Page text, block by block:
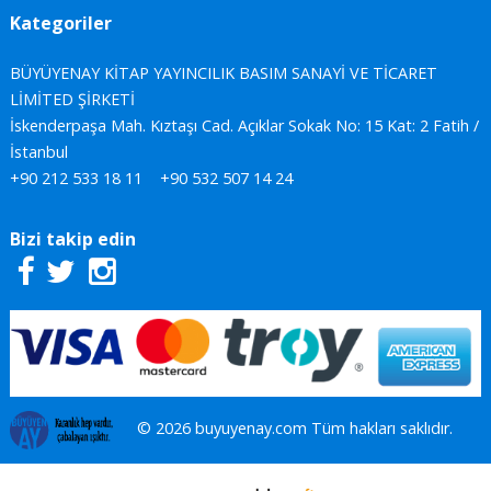
Kategoriler
BÜYÜYENAY KİTAP YAYINCILIK BASIM SANAYİ VE TİCARET
LİMİTED ŞİRKETİ
İskenderpaşa Mah. Kıztaşı Cad. Açıklar Sokak No: 15 Kat: 2 Fatih /
İstanbul
+90 212 533 18 11
+90 532 507 14 24
Bizi takip edin
© 2026 buyuyenay.com Tüm hakları saklıdır.